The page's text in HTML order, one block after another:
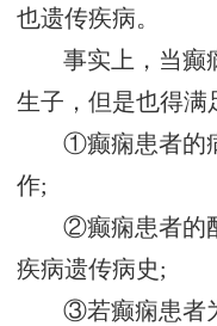
也遗传疾病。
事实上，当癫
生子，但是也得满
①癫痫患者的
作;
②癫痫患者的
疾病遗传病史;
③若癫痫患者